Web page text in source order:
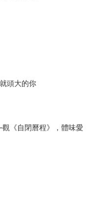
頭大的你
《自閉曆程》，體味愛